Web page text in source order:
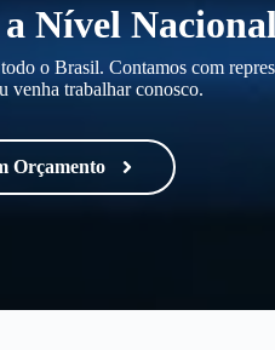
Nível
o Brasil. Contamos com
venha trabalhar conosco.
Orçamento